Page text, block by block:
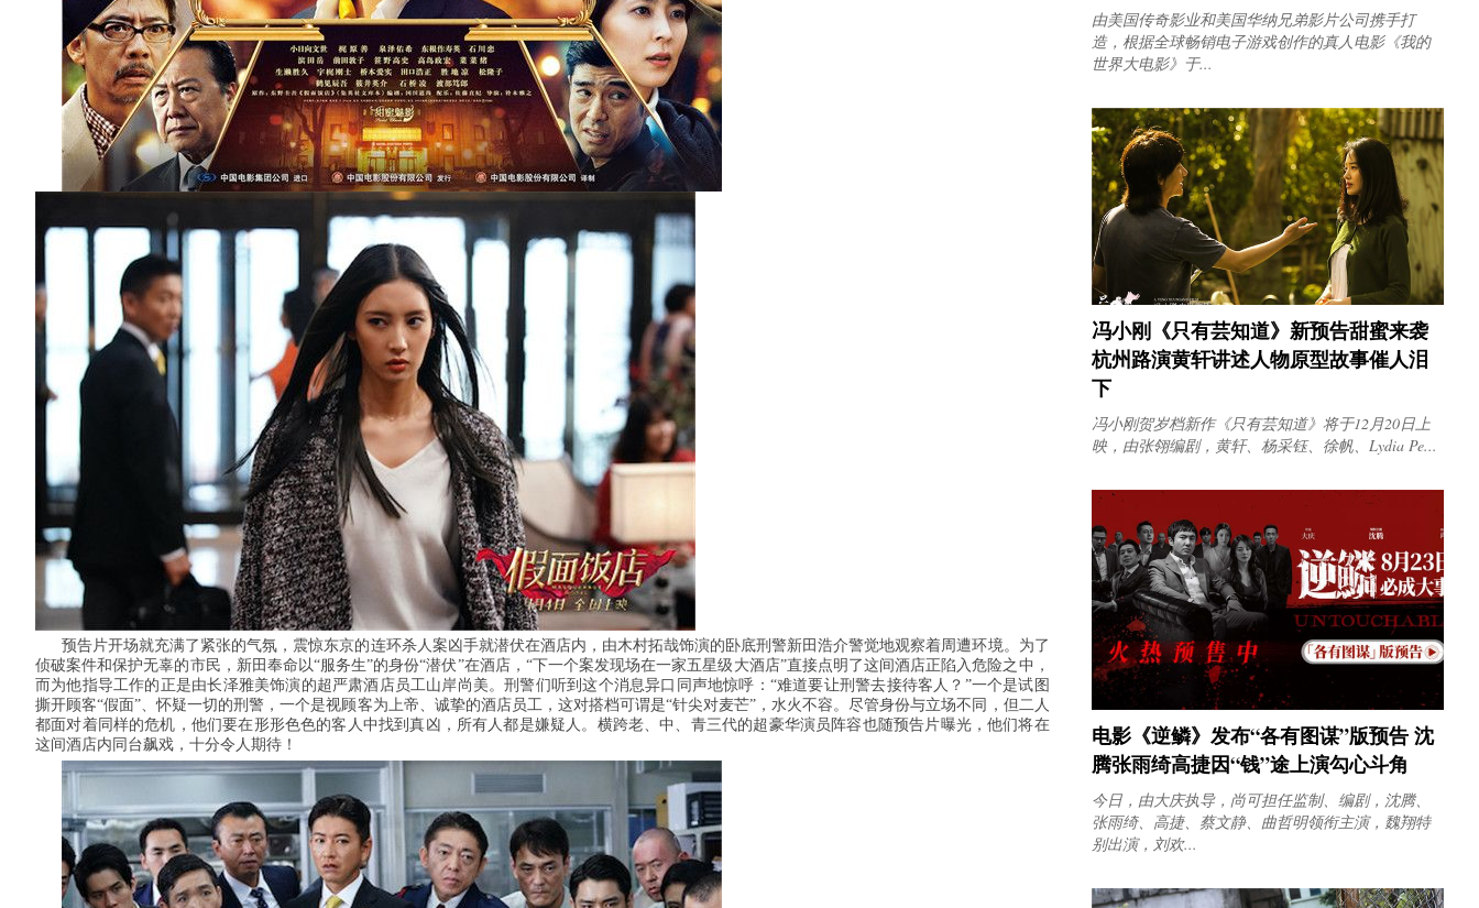
预告片开场就充满了紧张的气氛，震惊东京的连环杀人案凶手就潜伏在酒店内，由木村拓哉饰演的卧底刑警新田浩介警觉地观察着周遭环境。为了
侦破案件和保护无辜的市民，新田奉命以“服务生”的身份“潜伏”在酒店，“下一个案发现场在一家五星级大酒店”直接点明了这间酒店正陷入危险之中，
而为他指导工作的正是由长泽雅美饰演的超严肃酒店员工山岸尚美。刑警们听到这个消息异口同声地惊呼：“难道要让刑警去接待客人？”一个是试图
撕开顾客“假面”、怀疑一切的刑警，一个是视顾客为上帝、诚挚的酒店员工，这对搭档可谓是“针尖对麦芒”，水火不容。尽管身份与立场不同，但二人
都面对着同样的危机，他们要在形形色色的客人中找到真凶，所有人都是嫌疑人。横跨老、中、青三代的超豪华演员阵容也随预告片曝光，他们将在
这间酒店内同台飙戏，十分令人期待！
由美国传奇影业和美国华纳兄弟影片公司携手打
造，根据全球畅销电子游戏创作的真人电影《我的
世界大电影》于...
冯小刚《只有芸知道》新预告甜蜜来袭
杭州路演黄轩讲述人物原型故事催人泪
下
冯小刚贺岁档新作《只有芸知道》将于12月20日上
映，由张翎编剧，黄轩、杨采钰、徐帆、Lydia Pe...
电影《逆鳞》发布“各有图谋”版预告 沈
腾张雨绮高捷因“钱”途上演勾心斗角
今日，由大庆执导，尚可担任监制、编剧，沈腾、
张雨绮、高捷、蔡文静、曲哲明领衔主演，魏翔特
别出演，刘欢...